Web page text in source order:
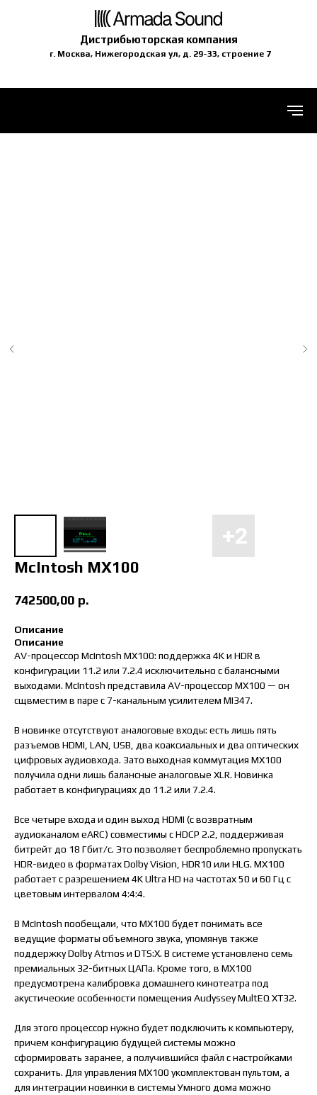
Дистрибьюторская компания
г. Москва, Нижегородская ул, д. 29-33, строение 7
McIntosh MX100
742500,00 р.
Описание
Описание
AV-процессор McIntosh MX100: поддержка 4K и HDR в
конфигурации 11.2 или 7.2.4 исключительно с балансными
выходами. McIntosh представила AV-процессор MX100 — он
сщвместим в паре с 7-канальным усилителем MI347.
В новинке отсутствуют аналоговые входы: есть лишь пять
разъемов HDMI, LAN, USB, два коаксиальных и два оптических
цифровых аудиовхода. Зато выходная коммутация MX100
получила одни лишь балансные аналоговые XLR. Новинка
работает в конфигурациях до 11.2 или 7.2.4.
Все четыре входа и один выход HDMI (с возвратным
аудиоканалом eARC) совместимы с HDCP 2.2, поддерживая
битрейт до 18 Гбит/с. Это позволяет беспроблемно пропускать
HDR-видео в форматах Dolby Vision, HDR10 или HLG. MX100
работает с разрешением 4K Ultra HD на частотах 50 и 60 Гц с
цветовым интервалом 4:4:4.
В McIntosh пообещали, что MX100 будет понимать все
ведущие форматы объемного звука, упомянув также
поддержку Dolby Atmos и DTS:X. В системе установлено семь
премиальных 32-битных ЦАПа. Кроме того, в MX100
предусмотрена калибровка домашнего кинотеатра под
акустические особенности помещения Audyssey MultEQ XT32.
Для этого процессор нужно будет подключить к компьютеру,
причем конфигурацию будущей системы можно
сформировать заранее, а получившийся файл с настройками
сохранить. Для управления MX100 укомплектован пультом, а
для интеграции новинки в системы Умного дома можно